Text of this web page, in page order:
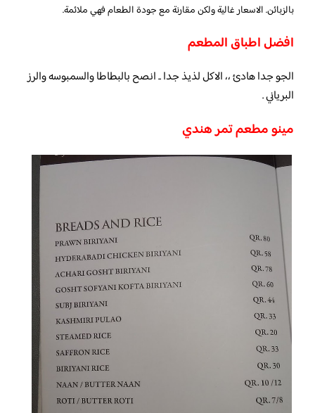
بالزبائن. الاسعار غالية ولكن مقارنة مع جودة الطعام فهي ملائمة.
افضل اطباق المطعم
الجو جدا هادئ ،، الاكل لذيذ جدا .. انصح بالبطاطا والسمبوسه والرز
البرياني .
مينو مطعم تمر هندي